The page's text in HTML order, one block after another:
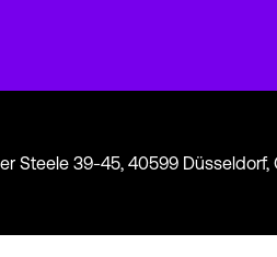
Steele 39-45, 40599 Düsseldorf,